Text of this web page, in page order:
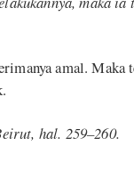
amal. Maka
hal. 259–260.